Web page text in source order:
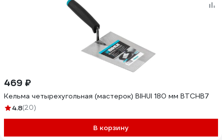
469 ₽
Кельма четырехугольная (мастерок) BIHUI 180 мм BTCHB7
4.8(20)
В корзину